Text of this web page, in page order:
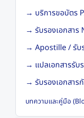
→ บริการขอบัตร
→ รับรองเอกสา
→ Apostille / รับ
→ แปลเอกสารรับ
→ รับรองเอกสา
บทความและคู่มือ